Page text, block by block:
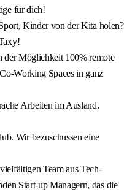
für dich!
Kinder von der Kita holen?
der Möglichkeit 100% remote
Working Spaces in ganz
Arbeiten im Ausland.
Wir bezuschussen eine
Team aus Tech-
Start-up Managern, das die